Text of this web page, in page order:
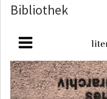
Bibliothek